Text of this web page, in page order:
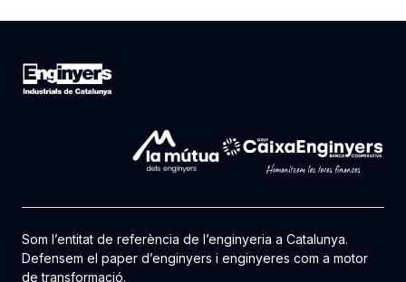
Som l’entitat de referència de l’enginyeria a Catalunya.
Defensem el paper d’enginyers i enginyeres com a motor
de transformació.